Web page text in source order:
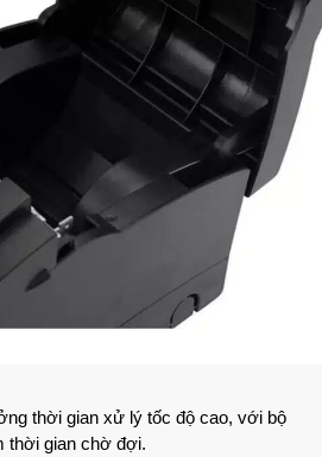
thời gian xử lý tốc độ cao, với bộ
thời gian chờ đợi.